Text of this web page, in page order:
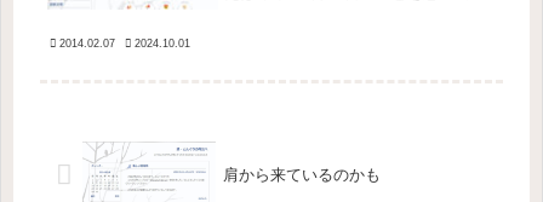
2014.02.07 2024.10.01
肩から来ているのかも